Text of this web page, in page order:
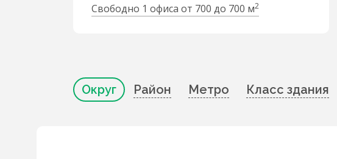
Свободно 1 офиса от 700 до 700 м2
Округ Район Метро Класс здания